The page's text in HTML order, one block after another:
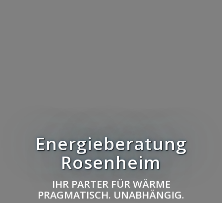
Energieberatung
Rosenheim
IHR PARTER FÜR WÄRME
PRAGMATISCH. UNABHÄNGIG.